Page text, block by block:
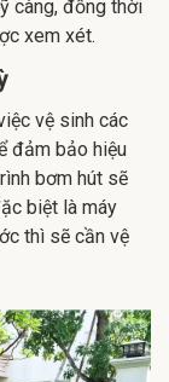
càng, đồng thời
xem xét.
vệ sinh các
đảm bảo hiệu
bơm hút sẽ
biệt là máy
thì sẽ cần vệ